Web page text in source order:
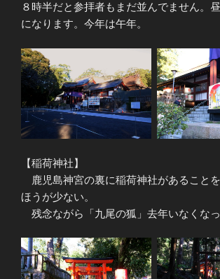
８時半だと参拝者もまだ並んでません。
になります。今年は午年。
【稲荷神社】
鹿児島神宮の裏に稲荷神社があること
ほうが少ない。
残念ながら「九尾の狐」去年いなくなっ